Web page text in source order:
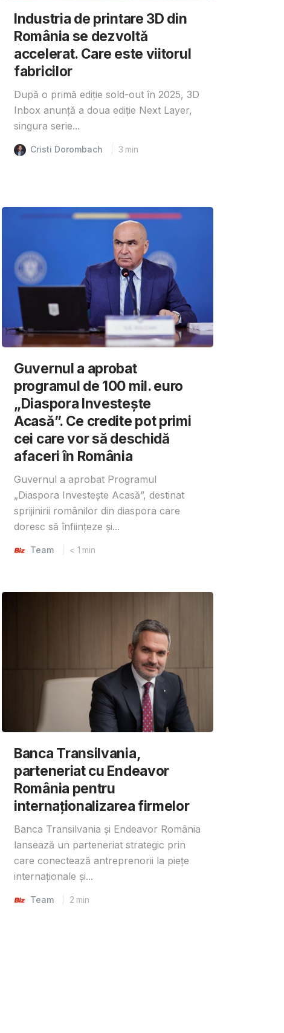
Industria de printare 3D din
România se dezvoltă
accelerat. Care este viitorul
fabricilor
După o primă ediție sold-out în 2025, 3D
Inbox anunță a doua ediție Next Layer,
singura serie...
Cristi Dorombach 3 min
Guvernul a aprobat
programul de 100 mil. euro
„Diaspora Investește
Acasă”. Ce credite pot primi
cei care vor să deschidă
afaceri în România
Guvernul a aprobat Programul
„Diaspora Investește Acasă”, destinat
sprijinirii românilor din diaspora care
doresc să înființeze și...
Team < 1 min
Banca Transilvania,
parteneriat cu Endeavor
România pentru
internaționalizarea firmelor
Banca Transilvania și Endeavor România
lansează un parteneriat strategic prin
care conectează antreprenorii la piețe
internaționale și...
Team 2 min